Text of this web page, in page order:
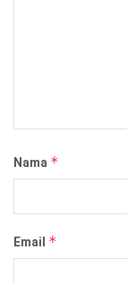
Nama *
Email *